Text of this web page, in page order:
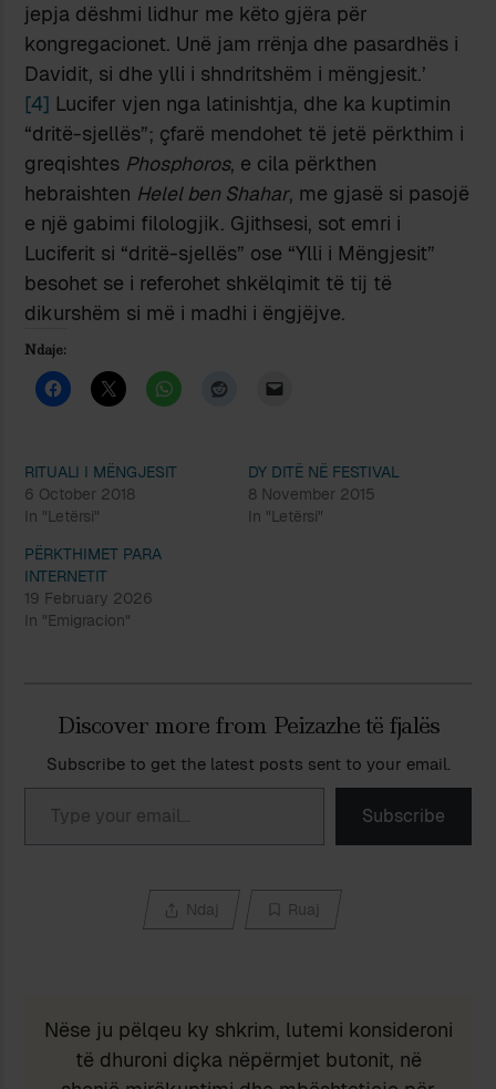
jepja dëshmi lidhur me këto gjëra për
kongregacionet. Unë jam rrënja dhe pasardhës i
Davidit, si dhe ylli i shndritshëm i mëngjesit.’
[4] Lucifer vjen nga latinishtja, dhe ka kuptimin
“dritë-sjellës”; çfarë mendohet të jetë përkthim i
greqishtes Phosphoros, e cila përkthen
hebraishten Helel ben Shahar, me gjasë si pasojë
e një gabimi filologjik. Gjithsesi, sot emri i
Luciferit si “dritë-sjellës” ose “Ylli i Mëngjesit”
besohet se i referohet shkëlqimit të tij të
dikurshëm si më i madhi i ëngjëjve.
Ndaje:
RITUALI I MËNGJESIT
6 October 2018
In "Letërsi"
DY DITË NË FESTIVAL
8 November 2015
In "Letërsi"
PËRKTHIMET PARA
INTERNETIT
19 February 2026
In "Emigracion"
Discover more from Peizazhe të fjalës
Subscribe to get the latest posts sent to your email.
Type your email…
Subscribe
Ndaj Ruaj
Nëse ju pëlqeu ky shkrim, lutemi konsideroni
të dhuroni diçka nëpërmjet butonit, në